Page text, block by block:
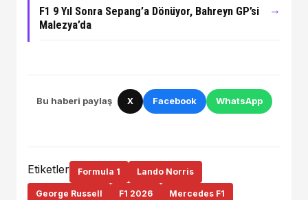
F1 9 Yıl Sonra Sepang’a Dönüyor, Bahreyn GP’si
Malezya’da
→
Bu haberi paylaş X Facebook WhatsApp
Etiketler Formula 1 Lando Norris
George Russell F1 2026 Mercedes F1